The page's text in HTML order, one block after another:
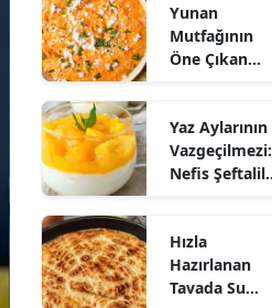
Yunan
Mutfağının
Öne Çıkan
Nasıl Yapılır?
Yaz Aylarının
Vazgeçilmezi:
Nefis Şeftalili
Hızla
Hazırlanan
Tavada Su